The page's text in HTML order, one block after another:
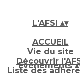
L'AFSI ▴▾
ACCUEIL
Vie du site
Découvrir
Liste des
Evénements▴